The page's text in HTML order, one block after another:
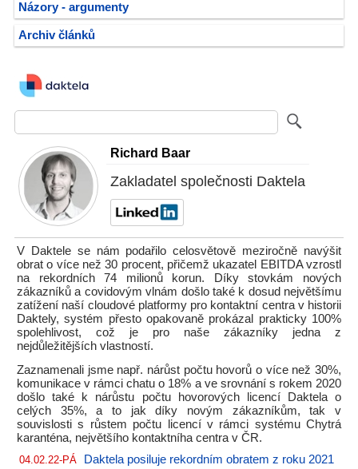
Názory - argumenty
Archiv článků
Richard Baar
Zakladatel společnosti Daktela
V Daktele se nám podařilo celosvětově meziročně navýšit
obrat o více než 30 procent, přičemž ukazatel EBITDA vzrostl
na rekordních 74 milionů korun. Díky stovkám nových
zákazníků a covidovým vlnám došlo také k dosud největšímu
zatížení naší cloudové platformy pro kontaktní centra v historii
Daktely, systém přesto opakovaně prokázal prakticky 100%
spolehlivost, což je pro naše zákazníky jedna z
nejdůležitějších vlastností.
Zaznamenali jsme např. nárůst počtu hovorů o více než 30%,
komunikace v rámci chatu o 18% a ve srovnání s rokem 2020
došlo také k nárůstu počtu hovorových licencí Daktela o
celých 35%, a to jak díky novým zákazníkům, tak v
souvislosti s růstem počtu licencí v rámci systému Chytrá
karanténa, největšího kontaktníha centra v ČR.
04.02.22-PÁ Daktela posiluje rekordním obratem z roku 2021